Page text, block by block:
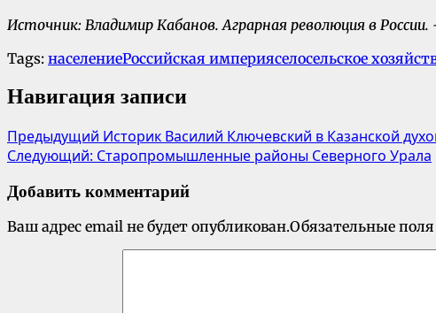
Источник: Владимир Кабанов. Аграрная революция в
Tags: населениеРоссийская империяселосельское
Навигация записи
Предыдущий Историк Василий Ключевский в Казанской
Следующий: Старопромышленные районы Северного Урала
Добавить комментарий
Ваш адрес email не будет опубликован.Обязательные